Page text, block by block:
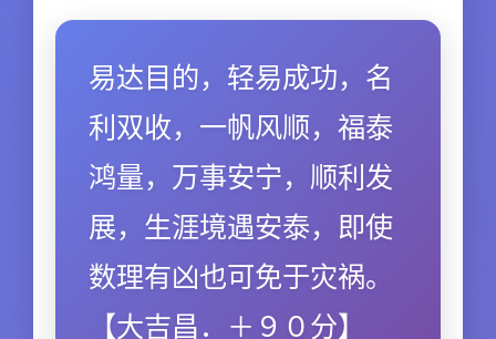
易达目的，轻易成功，名
利双收，一帆风顺，福泰
鸿量，万事安宁，顺利发
展，生涯境遇安泰，即使
数理有凶也可免于灾祸。
【大吉昌．＋９０分】